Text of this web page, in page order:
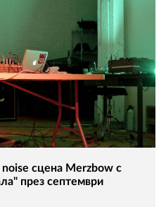
сцена Merzbow с
през септември